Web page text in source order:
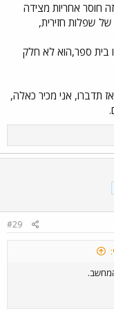
חוסר אחריות מצידה
שפלות חזירית,
בית ספר,הוא לא חלק
תדברו, אני מכיר כאלה,
#29